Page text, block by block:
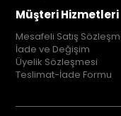
Müşteri Hizmetleri
Mesafeli Satış
İade ve Değişim
Üyelik Sözleşmesi
Teslimat-İade Formu